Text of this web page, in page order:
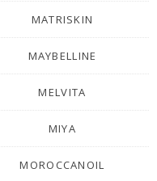
MATRISKIN
MAYBELLINE
MELVITA
MIYA
MOROCCANOIL